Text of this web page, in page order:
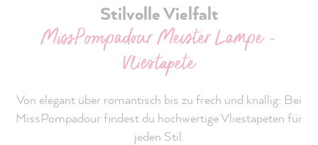
Stilvolle Vielfalt
MissPompadour Meister Lampe -
Vliestapete
Von elegant über romantisch bis zu frech und knallig: Bei
MissPompadour findest du hochwertige Vliestapeten für
jeden Stil.